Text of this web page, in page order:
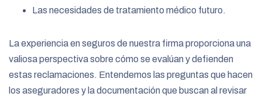
Las necesidades de tratamiento médico futuro.
La experiencia en seguros de nuestra firma proporciona una
valiosa perspectiva sobre cómo se evalúan y defienden
estas reclamaciones. Entendemos las preguntas que hacen
los aseguradores y la documentación que buscan al revisar